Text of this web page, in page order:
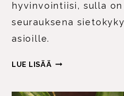
hyvinvointiisi, sulla on
seurauksena
asioille.
LUE LISÄÄ EMOTIONAALINEN